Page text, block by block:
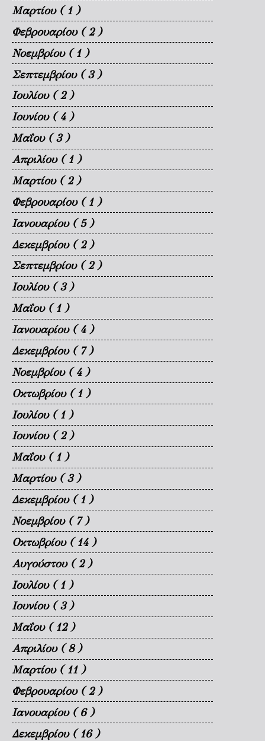
Μαρτίου ( 1 )
Φεβρουαρίου ( 2 )
Νοεμβρίου ( 1 )
Σεπτεμβρίου ( 3 )
Ιουλίου ( 2 )
Ιουνίου ( 4 )
Μαΐου ( 3 )
Απριλίου ( 1 )
Μαρτίου ( 2 )
Φεβρουαρίου ( 1 )
Ιανουαρίου ( 5 )
Δεκεμβρίου ( 2 )
Σεπτεμβρίου ( 2 )
Ιουλίου ( 3 )
Μαΐου ( 1 )
Ιανουαρίου ( 4 )
Δεκεμβρίου ( 7 )
Νοεμβρίου ( 4 )
Οκτωβρίου ( 1 )
Ιουλίου ( 1 )
Ιουνίου ( 2 )
Μαΐου ( 1 )
Μαρτίου ( 3 )
Δεκεμβρίου ( 1 )
Νοεμβρίου ( 7 )
Οκτωβρίου ( 14 )
Αυγούστου ( 2 )
Ιουλίου ( 1 )
Ιουνίου ( 3 )
Μαΐου ( 12 )
Απριλίου ( 8 )
Μαρτίου ( 11 )
Φεβρουαρίου ( 2 )
Ιανουαρίου ( 6 )
Δεκεμβρίου ( 16 )